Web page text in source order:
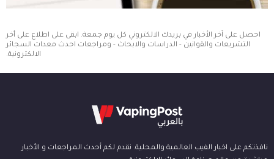
احصل على آخر الأخبار في بريدك الالكتروني كل يوم جمعة. ابقى على اطلاع على أخر
التشريعات والقوانين - الدراسات والابحاث - ومراجعات احدث معدات السجائر
الالكترونية.
نافذتكم على اخبار الفيب العالمية والمحلية. نقدم لكم أحدث المراجعات و الأخبار